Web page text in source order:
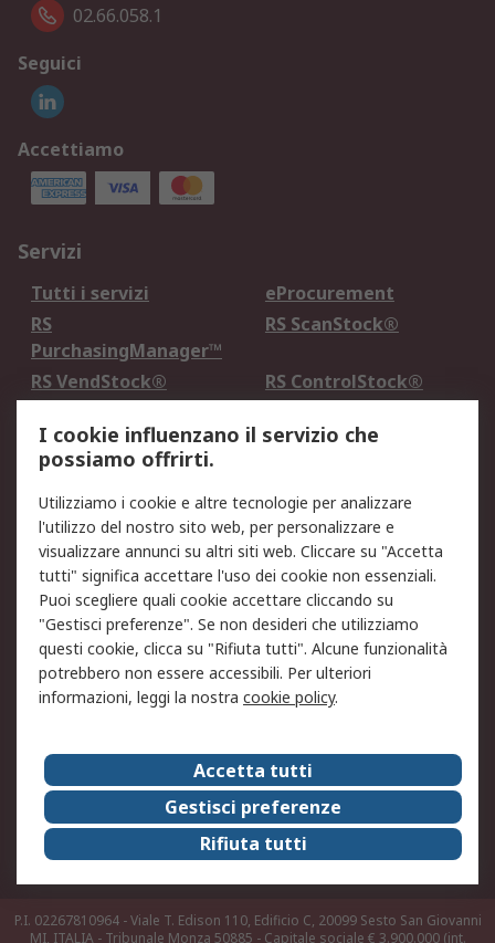
02.66.058.1
Seguici
Accettiamo
Servizi
Tutti i servizi
eProcurement
RS
PurchasingManager™
RS ScanStock®
RS VendStock®
RS ControlStock®
Legale
Informativa Cookie
Informativa Privacy -
Aggiornata
Email Security
Termini d'uso
Condizioni di vendita
Condizioni generali di
servizio
Etica e responsabilità
Chi Siamo
Chi Siamo
Contattaci
Supporto
ESG
Carriere
RS Group
Press Centre
Discovery: il Blog di RS
P.I. 02267810964 - Viale T. Edison 110, Edificio C, 20099 Sesto San Giovanni
MI, ITALIA - Tribunale Monza 50885 - Capitale sociale € 3.900.000 (int.
I cookie influenzano il servizio che
possiamo offrirti.
Utilizziamo i cookie e altre tecnologie per analizzare
l'utilizzo del nostro sito web, per personalizzare e
visualizzare annunci su altri siti web. Cliccare su "Accetta
tutti" significa accettare l'uso dei cookie non essenziali.
Puoi scegliere quali cookie accettare cliccando su
"Gestisci preferenze". Se non desideri che utilizziamo
questi cookie, clicca su "Rifiuta tutti". Alcune funzionalità
potrebbero non essere accessibili. Per ulteriori
informazioni, leggi la nostra cookie policy.
Accetta tutti
Gestisci preferenze
Rifiuta tutti